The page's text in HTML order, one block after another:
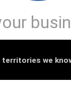
territories we